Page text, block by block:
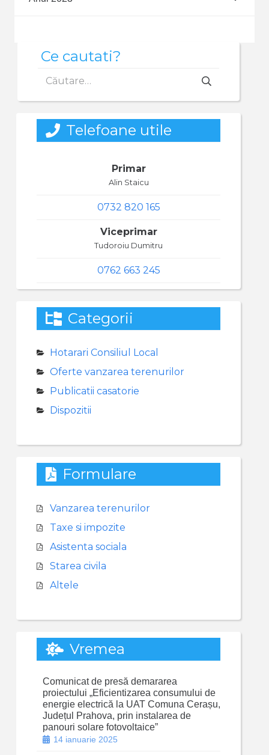
Ce cautati?
după:
Telefoane utile
Primar
Alin Staicu
0732 820 165
Viceprimar
Tudoroiu Dumitru
0762 663 245
Categorii
Hotarari Consiliul Local
Oferte vanzarea terenurilor
Publicatii casatorie
Dispozitii
Formulare
Vanzarea terenurilor
Taxe si impozite
Asistenta sociala
Starea civila
Altele
Vremea
Comunicat de presă demararea
proiectului „Eficientizarea consumului de
energie electrică la UAT Comuna Cerașu,
Județul Prahova, prin instalarea de
panouri solare fotovoltaice”
14 ianuarie 2025